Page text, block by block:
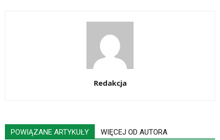
Redakcja
POWIĄZANE ARTYKUŁY WIĘCEJ OD AUTORA